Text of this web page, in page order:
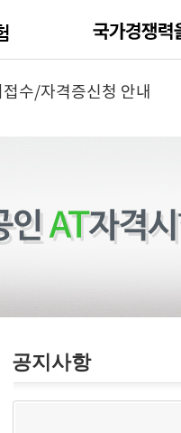
수/자격증신청 안내
공지사항